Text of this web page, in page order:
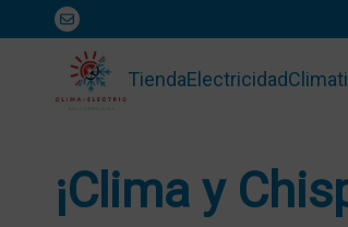
TiendaElectricidad
¡Clima y